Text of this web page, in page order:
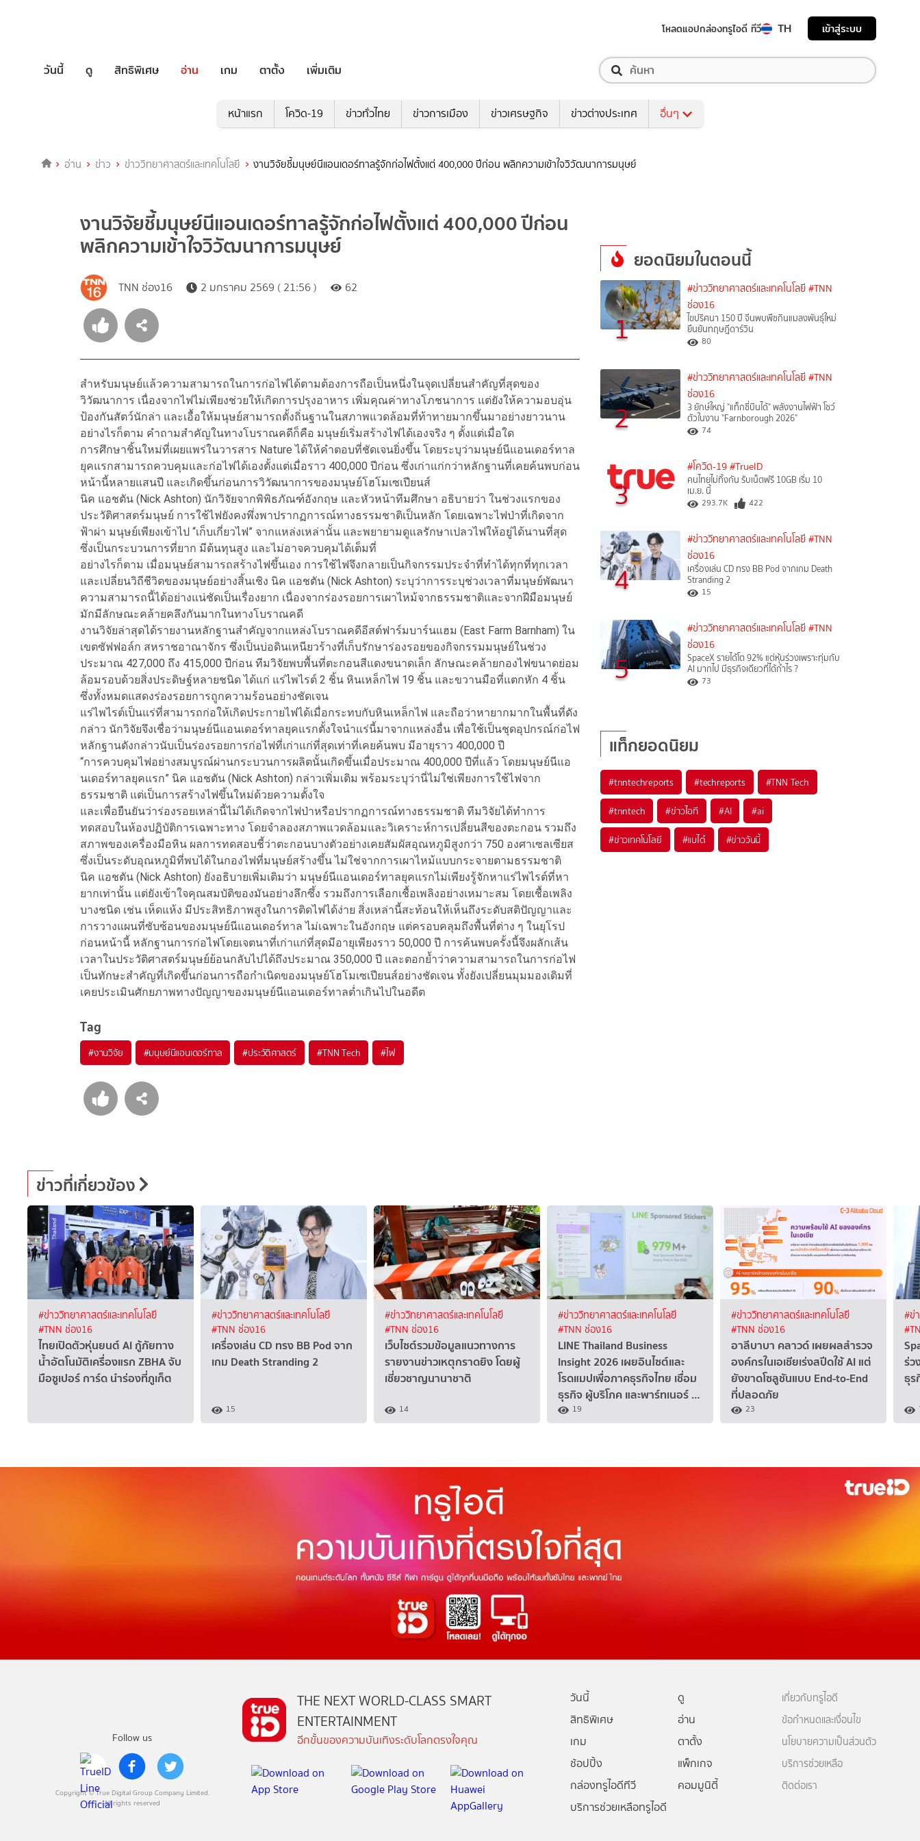
โหลดแอปกล่องทรูไอดี ทีวี TH เข้าสู่ระบบ
วันนี้ ดู สิทธิพิเศษ อ่าน เกม ตาตั้ง เพิ่มเติม
หน้าแรก โควิด-19 ข่าวทั่วไทย ข่าวการเมือง ข่าวเศรษฐกิจ ข่าวต่างประเทศ อื่นๆ
อ่าน ข่าว ข่าววิทยาศาสตร์และเทคโนโลยี งานวิจัยชี้มนุษย์นีแอนเดอร์ทาลรู้จักก่อไฟตั้งแต่ 400,000 ปีก่อน พลิกความเข้าใจวิวัฒนาการมนุษย์
งานวิจัยชี้มนุษย์นีแอนเดอร์ทาลรู้จักก่อไฟตั้งแต่ 400,000 ปีก่อน
พลิกความเข้าใจวิวัฒนาการมนุษย์
TNN ช่อง16 2 มกราคม 2569 ( 21:56 ) 62
สำหรับมนุษย์แล้วความสามารถในการก่อไฟได้ตามต้องการถือเป็นหนึ่งในจุดเปลี่ยนสำคัญที่สุดของ
วิวัฒนาการ เนื่องจากไฟไม่เพียงช่วยให้เกิดการปรุงอาหาร เพิ่มคุณค่าทางโภชนาการ แต่ยังให้ความอบอุ่น
ป้องกันสัตว์นักล่า และเอื้อให้มนุษย์สามารถตั้งถิ่นฐานในสภาพแวดล้อมที่ท้าทายมากขึ้นมาอย่างยาวนาน
อย่างไรก็ตาม คำถามสำคัญในทางโบราณคดีก็คือ มนุษย์เริ่มสร้างไฟได้เองจริง ๆ ตั้งแต่เมื่อใด
การศึกษาชิ้นใหม่ที่เผยแพร่ในวารสาร Nature ได้ให้คำตอบที่ชัดเจนยิ่งขึ้น โดยระบุว่ามนุษย์นีแอนเดอร์ทาล
ยุคแรกสามารถควบคุมและก่อไฟได้เองตั้งแต่เมื่อราว 400,000 ปีก่อน ซึ่งเก่าแก่กว่าหลักฐานที่เคยค้นพบก่อน
หน้านี้หลายแสนปี และเกิดขึ้นก่อนการวิวัฒนาการของมนุษย์โฮโมเซเปียนส์
นิค แอชตัน (Nick Ashton) นักวิจัยจากพิพิธภัณฑ์อังกฤษ และหัวหน้าทีมศึกษา อธิบายว่า ในช่วงแรกของ
ประวัติศาสตร์มนุษย์ การใช้ไฟยังคงพึ่งพาปรากฏการณ์ทางธรรมชาติเป็นหลัก โดยเฉพาะไฟป่าที่เกิดจาก
ฟ้าผ่า มนุษย์เพียงเข้าไป “เก็บเกี่ยวไฟ” จากแหล่งเหล่านั้น และพยายามดูแลรักษาเปลวไฟให้อยู่ได้นานที่สุด
ซึ่งเป็นกระบวนการที่ยาก มีต้นทุนสูง และไม่อาจควบคุมได้เต็มที่
อย่างไรก็ตาม เมื่อมนุษย์สามารถสร้างไฟขึ้นเอง การใช้ไฟจึงกลายเป็นกิจกรรมประจำที่ทำได้ทุกที่ทุกเวลา
และเปลี่ยนวิถีชีวิตของมนุษย์อย่างสิ้นเชิง นิค แอชตัน (Nick Ashton) ระบุว่าการระบุช่วงเวลาที่มนุษย์พัฒนา
ความสามารถนี้ได้อย่างแน่ชัดเป็นเรื่องยาก เนื่องจากร่องรอยการเผาไหม้จากธรรมชาติและจากฝีมือมนุษย์
มักมีลักษณะคล้ายคลึงกันมากในทางโบราณคดี
งานวิจัยล่าสุดได้รายงานหลักฐานสำคัญจากแหล่งโบราณคดีอีสต์ฟาร์มบาร์นแฮม (East Farm Barnham) ใน
เขตซัฟฟอล์ก สหราชอาณาจักร ซึ่งเป็นบ่อดินเหนียวร้างที่เก็บรักษาร่องรอยของกิจกรรมมนุษย์ในช่วง
ประมาณ 427,000 ถึง 415,000 ปีก่อน ทีมวิจัยพบพื้นที่ตะกอนสีแดงขนาดเล็ก ลักษณะคล้ายกองไฟขนาดย่อม
ล้อมรอบด้วยสิ่งประดิษฐ์หลายชนิด ได้แก่ แร่ไพไรต์ 2 ชิ้น หินเหล็กไฟ 19 ชิ้น และขวานมือที่แตกหัก 4 ชิ้น
ซึ่งทั้งหมดแสดงร่องรอยการถูกความร้อนอย่างชัดเจน
แร่ไพไรต์เป็นแร่ที่สามารถก่อให้เกิดประกายไฟได้เมื่อกระทบกับหินเหล็กไฟ และถือว่าหายากมากในพื้นที่ดัง
กล่าว นักวิจัยจึงเชื่อว่ามนุษย์นีแอนเดอร์ทาลยุคแรกตั้งใจนำแร่นี้มาจากแหล่งอื่น เพื่อใช้เป็นชุดอุปกรณ์ก่อไฟ
หลักฐานดังกล่าวนับเป็นร่องรอยการก่อไฟที่เก่าแก่ที่สุดเท่าที่เคยค้นพบ มีอายุราว 400,000 ปี
“การควบคุมไฟอย่างสมบูรณ์ผ่านกระบวนการผลิตนั้นเกิดขึ้นเมื่อประมาณ 400,000 ปีที่แล้ว โดยมนุษย์นีแอ
นเดอร์ทาลยุคแรก” นิค แอชตัน (Nick Ashton) กล่าวเพิ่มเติม พร้อมระบุว่านี่ไม่ใช่เพียงการใช้ไฟจาก
ธรรมชาติ แต่เป็นการสร้างไฟขึ้นใหม่ด้วยความตั้งใจ
และเพื่อยืนยันว่าร่องรอยเหล่านี้ไม่ได้เกิดจากไฟป่าหรือปรากฏการณ์ทางธรรมชาติ ทีมวิจัยได้ทำการ
ทดสอบในห้องปฏิบัติการเฉพาะทาง โดยจำลองสภาพแวดล้อมและวิเคราะห์การเปลี่ยนสีของตะกอน รวมถึง
สภาพของเครื่องมือหิน ผลการทดสอบชี้ว่าตะกอนบางตัวอย่างเคยสัมผัสอุณหภูมิสูงกว่า 750 องศาเซลเซียส
ซึ่งเป็นระดับอุณหภูมิที่พบได้ในกองไฟที่มนุษย์สร้างขึ้น ไม่ใช่จากการเผาไหม้แบบกระจายตามธรรมชาติ
นิค แอชตัน (Nick Ashton) ยังอธิบายเพิ่มเติมว่า มนุษย์นีแอนเดอร์ทาลยุคแรกไม่เพียงรู้จักหาแร่ไพไรต์ที่หา
ยากเท่านั้น แต่ยังเข้าใจคุณสมบัติของมันอย่างลึกซึ้ง รวมถึงการเลือกเชื้อเพลิงอย่างเหมาะสม โดยเชื้อเพลิง
บางชนิด เช่น เห็ดแห้ง มีประสิทธิภาพสูงในการติดไฟได้ง่าย สิ่งเหล่านี้สะท้อนให้เห็นถึงระดับสติปัญญาและ
การวางแผนที่ซับซ้อนของมนุษย์นีแอนเดอร์ทาล ไม่เฉพาะในอังกฤษ แต่ครอบคลุมถึงพื้นที่ต่าง ๆ ในยุโรป
ก่อนหน้านี้ หลักฐานการก่อไฟโดยเจตนาที่เก่าแก่ที่สุดมีอายุเพียงราว 50,000 ปี การค้นพบครั้งนี้จึงผลักเส้น
เวลาในประวัติศาสตร์มนุษย์ย้อนกลับไปได้ถึงประมาณ 350,000 ปี และตอกย้ำว่าความสามารถในการก่อไฟ
เป็นทักษะสำคัญที่เกิดขึ้นก่อนการถือกำเนิดของมนุษย์โฮโมเซเปียนส์อย่างชัดเจน ทั้งยังเปลี่ยนมุมมองเดิมที่
เคยประเมินศักยภาพทางปัญญาของมนุษย์นีแอนเดอร์ทาลต่ำเกินไปในอดีต
Tag
#งานวิจัย #มนุษย์นีแอนเดอร์ทาล #ประวัติศาสตร์ #TNN Tech #ไฟ
ยอดนิยมในตอนนี้
1
#ข่าววิทยาศาสตร์และเทคโนโลยี #TNN
ช่อง16
ไขปริศนา 150 ปี จีนพบพืชกินแมลงพันธุ์ใหม่
ยืนยันทฤษฎีดาร์วิน
80
2
#ข่าววิทยาศาสตร์และเทคโนโลยี #TNN
ช่อง16
3 ยักษ์ใหญ่ "แท็กซี่บินได้" พลังงานไฟฟ้า โชว์
ตัวในงาน "Farnborough 2026"
74
3
#โควิด-19 #TrueID
คนไทยไม่ทิ้งกัน รับเน็ตฟรี 10GB เริ่ม 10
เม.ย. นี้
293.7K 422
4
#ข่าววิทยาศาสตร์และเทคโนโลยี #TNN
ช่อง16
เครื่องเล่น CD ทรง BB Pod จากเกม Death
Stranding 2
15
5
#ข่าววิทยาศาสตร์และเทคโนโลยี #TNN
ช่อง16
SpaceX รายได้โต 92% แต่หุ้นร่วงเพราะทุ่มกับ
AI มากไป มีธุรกิจเดียวที่ได้กำไร ?
73
แท็กยอดนิยม
#tnntechreports #techreports #TNN Tech
#tnntech #ข่าวไอที #AI #ai
#ข่าวเทคโนโลยี #แบไต๋ #ข่าววันนี้
ข่าวที่เกี่ยวข้อง
#ข่าววิทยาศาสตร์และเทคโนโลยี
#TNN ช่อง16
ไทยเปิดตัวหุ่นยนต์ AI กู้ภัยทาง
น้ำอัตโนมัติเครื่องแรก ZBHA จับ
มือซูเปอร์ การ์ด นำร่องที่ภูเก็ต
#ข่าววิทยาศาสตร์และเทคโนโลยี
#TNN ช่อง16
เครื่องเล่น CD ทรง BB Pod จาก
เกม Death Stranding 2
15
#ข่าววิทยาศาสตร์และเทคโนโลยี
#TNN ช่อง16
เว็บไซต์รวมข้อมูลแนวทางการ
รายงานข่าวเหตุกราดยิง โดยผู้
เชี่ยวชาญนานาชาติ
14
#ข่าววิทยาศาสตร์และเทคโนโลยี
#TNN ช่อง16
LINE Thailand Business
Insight 2026 เผยอินไซต์และ
โรดแมปเพื่อภาคธุรกิจไทย เชื่อม
ธุรกิจ ผู้บริโภค และพาร์ทเนอร์ …
19
#ข่าววิทยาศาสตร์และเทคโนโลยี
#TNN ช่อง16
อาลีบาบา คลาวด์ เผยผลสำรวจ
องค์กรในเอเชียเร่งสปีดใช้ AI แต่
ยังขาดโซลูชันแบบ End-to-End
ที่ปลอดภัย
23
#ข่
ร่ว
ธุร
Follow us
Copyright © True Digital Group Company Limited.
All rights reserved
THE NEXT WORLD-CLASS SMART
ENTERTAINMENT
อีกขั้นของความบันเทิงระดับโลกตรงใจคุณ
วันนี้
ดู
สิทธิพิเศษ
อ่าน
เกม
ตาตั้ง
ช้อปปิ้ง
แพ็กเกจ
กล่องทรูไอดีทีวี
คอมมูนิตี้
บริการช่วยเหลือทรูไอดี
เกี่ยวกับทรูไอดี
ข้อกำหนดและเงื่อนไข
นโยบายความเป็นส่วนตัว
บริการช่วยเหลือ
ติดต่อเรา